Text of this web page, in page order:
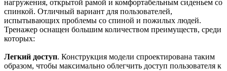
нагружения, открытой рамой и комфортабельным сиденьем со
спинкой. Отличный вариант для пользователей,
испытывающих проблемы со спиной и пожилых людей.
Тренажер оснащен большим количеством преимуществ, среди
которых:
Легкий доступ. Конструкция модели спроектирована таким
образом, чтобы максимально облегчить доступ пользователя к